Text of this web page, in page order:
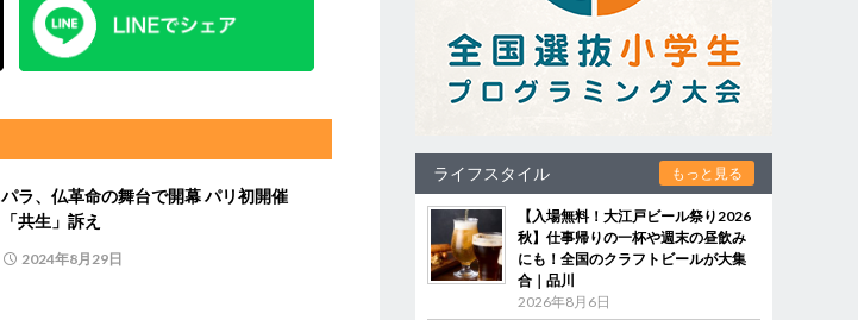
パラ、仏革命の舞台で開幕 パリ初開催
「共生」訴え
2024年8月29日
ライフスタイル もっと見る
【入場無料！大江戸ビール祭り2026
秋】仕事帰りの一杯や週末の昼飲み
にも！全国のクラフトビールが大集
合｜品川
2026年8月6日